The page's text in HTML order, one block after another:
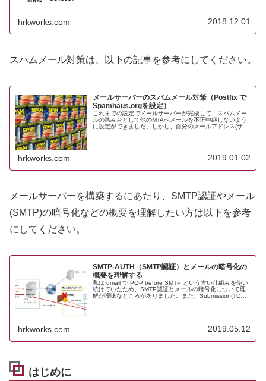
hrkworks.com 2018.12.01
スパムメール対策は、以下の記事を参考にしてください。
メールサーバーのスパムメール対策（Postfix で
Spamhaus.orgを設定）
これまでの設定でメールサーバーが完成して、スパムメー
ルの踏み台として他のMTAへメールを不正中継しないよう
に設定ができました。しかし、自分のメールアドレス(サー
hrkworks.com 2019.01.02
メールサーバーを構築するにあたり、SMTP認証やメール
(SMTP)の暗号化などの概要を理解したい方は以下を参考
にしてください。
SMTP-AUTH（SMTP認証）とメールの暗号化の
概要を理解する
私は qmail で POP before SMTP という古い仕組みを使い
続けていたため、SMTP認証とメールの暗号化について理
解が曖昧なところがありました。また、Submission(TCP
hrkworks.com 2019.05.12
はじめに